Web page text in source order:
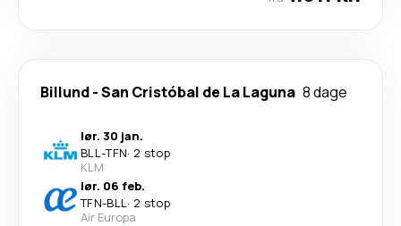
Billund-San Cristóbal de La Laguna 8 dage
lør. 30 jan.
BLL-TFN· 2 stop
KLM
lør. 06 feb.
TFN-BLL· 2 stop
Air Europa